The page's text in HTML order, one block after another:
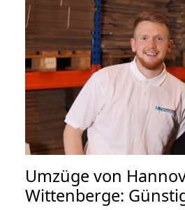
Umzüge von
Wittenberge: